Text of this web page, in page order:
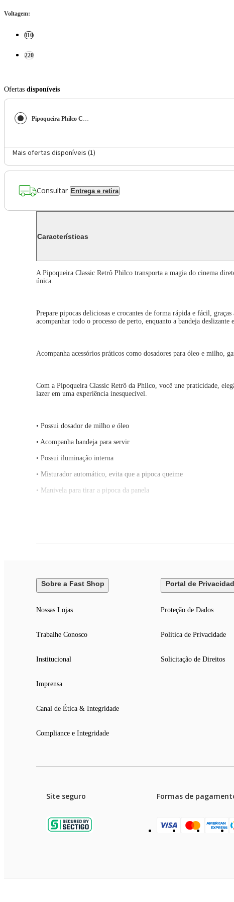
Voltagem:
110
220
Ofertas disponíveis
Pipoqueira Philco Classic Retrô
Mais ofertas disponíveis (1)
Consultar Entrega e retira
Características
A Pipoqueira Classic Retrô Philco transporta a magia do cinema
única.
Prepare pipocas deliciosas e crocantes de forma rápida e fácil,
acompanhar todo o processo de perto, enquanto a bandeja
Acompanha acessórios práticos como dosadores para óleo e milho,
Com a Pipoqueira Classic Retrô da Philco, você une praticidade,
lazer em uma experiência inesquecível.
• Possui dosador de milho e óleo
• Acompanha bandeja para servir
• Possui iluminação interna
• Misturador automático, evita que a pipoca queime
• Manivela para tirar a pipoca da panela
Sobre a Fast Shop
Nossas Lojas
Trabalhe Conosco
Institucional
Imprensa
Canal de Ética & Integridade
Compliance e Integridade
Portal de
Proteção de Dados
Politica de Privacidade
Solicitação de Direitos
Site seguro Formas de